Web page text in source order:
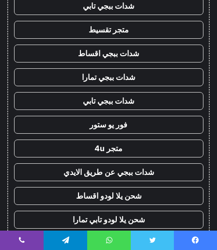
شدات ببجي تابي
متجر تقسيط
شدات ببجي اقساط
شدات ببجي تمارا
شدات ببجي تابي
فور يو ستور
متجر 4u
شدات ببجي عن طريق الايدي
شحن يلا لودو اقساط
شحن يلا لودو تابي تمارا
شدات ببجي اقساط